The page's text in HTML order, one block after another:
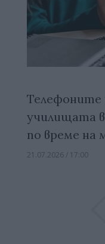
Телефоните
училищата в
по време на
21.07.2026 / 17:00